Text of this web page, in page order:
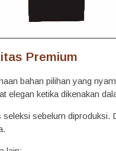
Premium
bahan pilihan yang
elegan ketika dikenakan
sebelum